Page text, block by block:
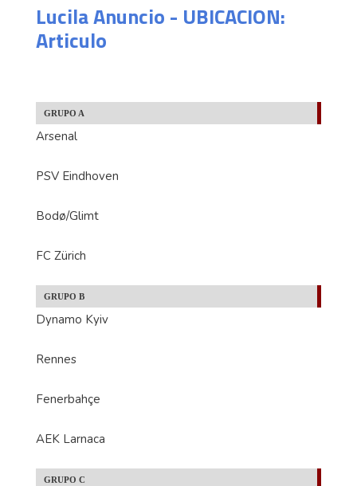
Lucila Anuncio - UBICACION:
Articulo
GRUPO A
Arsenal
PSV Eindhoven
Bodø/Glimt
FC Zürich
GRUPO B
Dynamo Kyiv
Rennes
Fenerbahçe
AEK Larnaca
GRUPO C